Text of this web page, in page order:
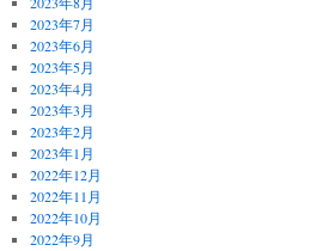
2023年7月
2023年6月
2023年5月
2023年4月
2023年3月
2023年2月
2023年1月
2022年12月
2022年11月
2022年10月
2022年9月